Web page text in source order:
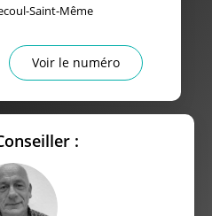
Saint-Même
Voir le numéro
: